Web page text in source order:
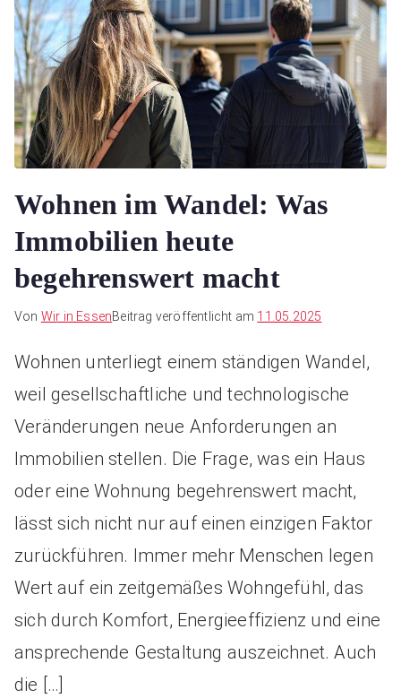
Wohnen im Wandel: Was
Immobilien heute
begehrenswert macht
Von Wir in EssenBeitrag veröffentlicht am 11.05.2025
Wohnen unterliegt einem ständigen Wandel,
weil gesellschaftliche und technologische
Veränderungen neue Anforderungen an
Immobilien stellen. Die Frage, was ein Haus
oder eine Wohnung begehrenswert macht,
lässt sich nicht nur auf einen einzigen Faktor
zurückführen. Immer mehr Menschen legen
Wert auf ein zeitgemäßes Wohngefühl, das
sich durch Komfort, Energieeffizienz und eine
ansprechende Gestaltung auszeichnet. Auch
die […]